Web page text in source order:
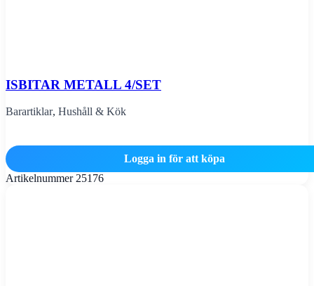
ISBITAR METALL 4/SET
Barartiklar, Hushåll & Kök
Logga in för att köpa
Artikelnummer 25176